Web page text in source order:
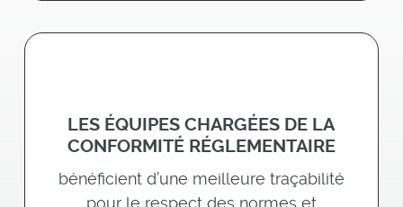
LES ÉQUIPES CHARGÉES DE LA
CONFORMITÉ RÉGLEMENTAIRE
bénéficient d’une meilleure traçabilité
pour le respect des normes et